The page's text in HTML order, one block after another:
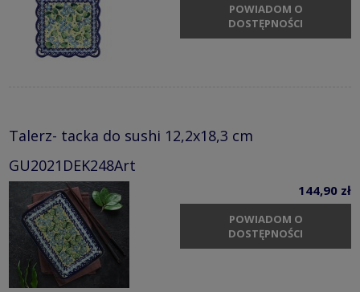
POWIADOM O
DOSTĘPNOŚCI
Talerz- tacka do sushi 12,2x18,3 cm
GU2021DEK248Art
144,90 zł
POWIADOM O
DOSTĘPNOŚCI